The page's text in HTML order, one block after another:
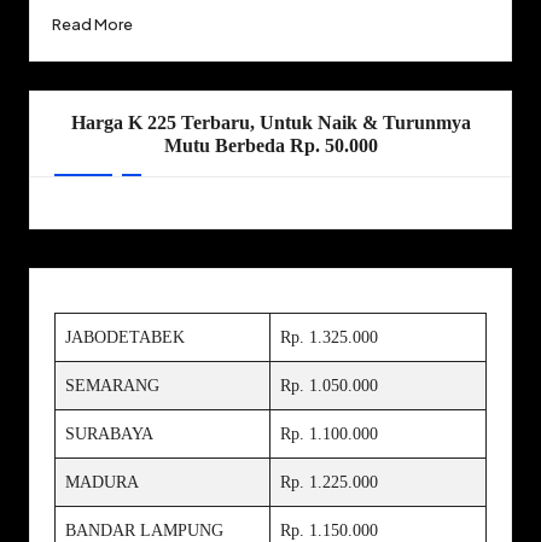
Read More
Harga K 225 Terbaru, Untuk Naik & Turunmya
Mutu Berbeda Rp. 50.000
JABODETABEK Rp. 1.325.000
SEMARANG Rp. 1.050.000
SURABAYA Rp. 1.100.000
MADURA Rp. 1.225.000
BANDAR LAMPUNG Rp. 1.150.000